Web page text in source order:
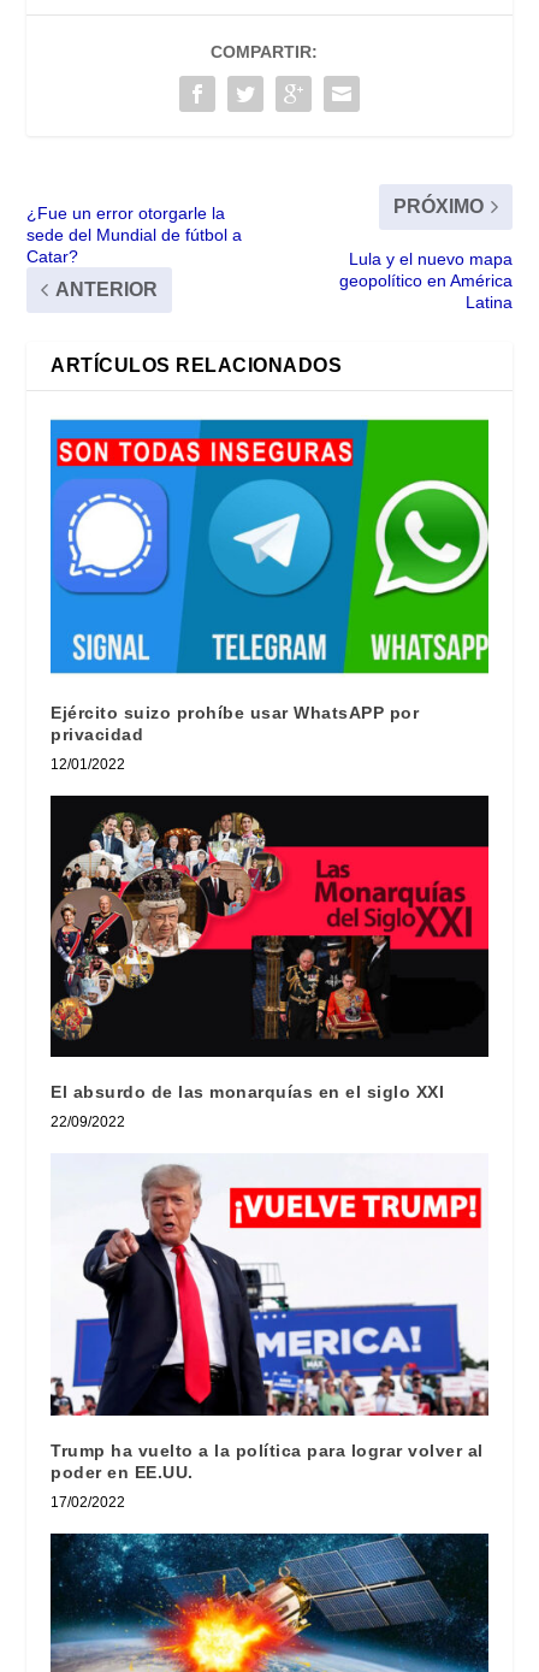
COMPARTIR:
¿Fue un error otorgarle la
sede del Mundial de fútbol a
Catar?
ANTERIOR
PRÓXIMO
Lula y el nuevo mapa
geopolítico en América
Latina
ARTÍCULOS RELACIONADOS
Ejército suizo prohíbe usar WhatsAPP por
privacidad
12/01/2022
El absurdo de las monarquías en el siglo XXI
22/09/2022
Trump ha vuelto a la política para lograr volver al
poder en EE.UU.
17/02/2022